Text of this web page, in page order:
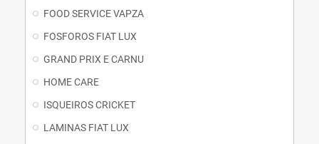
FOOD SERVICE VAPZA
FOSFOROS FIAT LUX
GRAND PRIX E CARNU
HOME CARE
ISQUEIROS CRICKET
LAMINAS FIAT LUX